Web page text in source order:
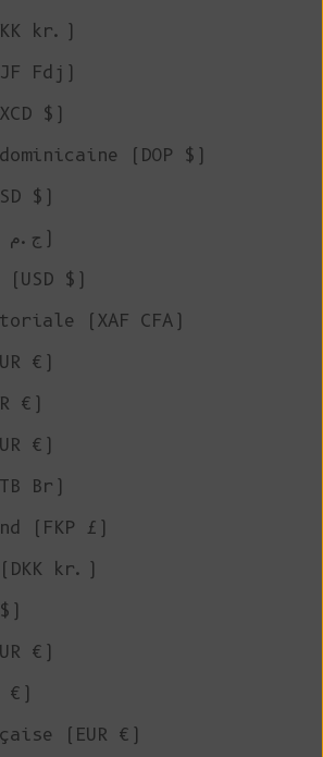
kr.)
Fdj)
$)
(DOP $)
$)
Égypte (EGP ج.م)
$)
(XAF CFA)
€)
€)
€)
Br)
(FKP £)
kr.)
€)
€)
(EUR €)